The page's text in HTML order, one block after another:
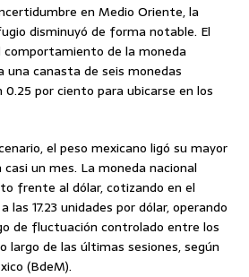
en Medio Oriente, la
disminuyó de forma notable. El
comportamiento de la moneda
canasta de seis monedas
por ciento para ubicarse en los
el peso mexicano ligó su mayor
un mes. La moneda nacional
frente al dólar, cotizando en el
las 17.23 unidades por dólar, operando
de fluctuación controlado entre los
lo largo de las últimas sesiones, según
(BdeM).